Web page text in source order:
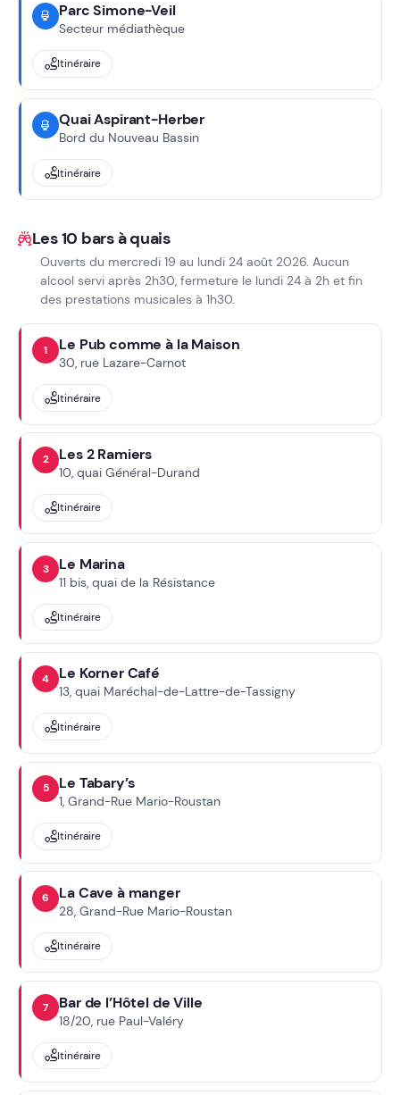
Parc Simone-Veil
Secteur médiathèque
Itinéraire
Quai Aspirant-Herber
Bord du Nouveau Bassin
Itinéraire
Les 10 bars à quais
Ouverts du mercredi 19 au lundi 24 août 2026. Aucun
alcool servi après 2h30, fermeture le lundi 24 à 2h et fin
des prestations musicales à 1h30.
1 Le Pub comme à la Maison
30, rue Lazare-Carnot
Itinéraire
2 Les 2 Ramiers
10, quai Général-Durand
Itinéraire
3 Le Marina
11 bis, quai de la Résistance
Itinéraire
4 Le Korner Café
13, quai Maréchal-de-Lattre-de-Tassigny
Itinéraire
5 Le Tabary’s
1, Grand-Rue Mario-Roustan
Itinéraire
6 La Cave à manger
28, Grand-Rue Mario-Roustan
Itinéraire
7 Bar de l’Hôtel de Ville
18/20, rue Paul-Valéry
Itinéraire